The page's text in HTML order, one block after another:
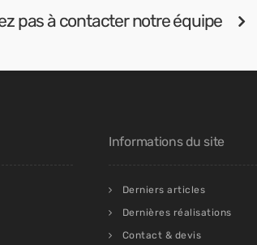
pas à contacter notre équipe
Informations du site
Derniers articles
Dernières réalisations
Contact & devis